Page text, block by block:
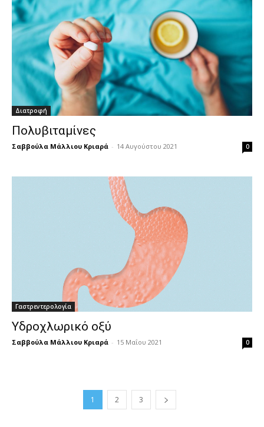
Διατροφή
Πολυβιταμίνες
Σαββούλα Μάλλιου Κριαρά - 14 Αυγούστου 2021 0
Γαστρεντερολογία
Υδροχλωρικό οξύ
Σαββούλα Μάλλιου Κριαρά - 15 Μαΐου 2021 0
1 2 3